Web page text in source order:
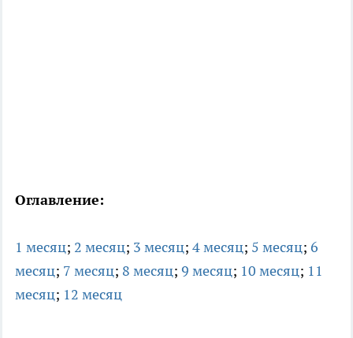
Оглавление:
1 месяц; 2 месяц; 3 месяц; 4 месяц; 5 месяц; 6
месяц; 7 месяц; 8 месяц; 9 месяц; 10 месяц; 11
месяц; 12 месяц